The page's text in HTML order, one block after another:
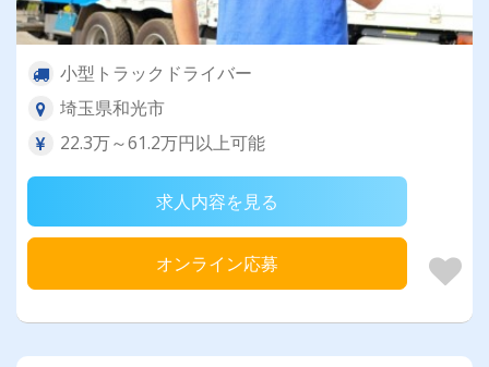
小型トラックドライバー
埼玉県和光市
22.3万～61.2万円以上可能
求人内容を見る
オンライン応募